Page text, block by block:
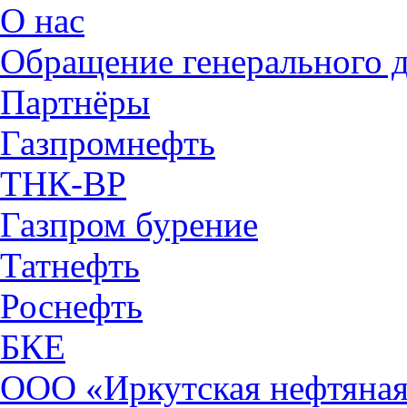
О нас
Обращение генерального
Партнёры
Газпромнефть
ТНК-ВР
Газпром бурение
Татнефть
Роснефть
БКЕ
ООО «Иркутская